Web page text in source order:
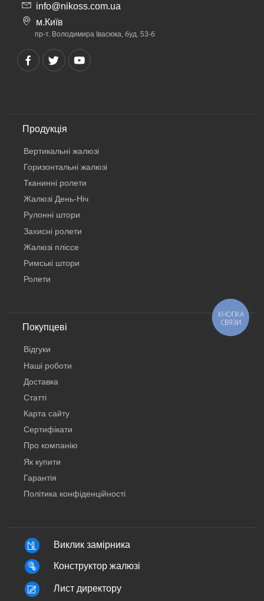
info@nikoss.com.ua
м.Київ
пр-т. Володимира Івасюка, буд. 53-б
Продукція
Вертикальнi жалюзi
Горизонтальні жалюзі
Тканинні ролети
Жалюзі День-Ніч
Рулонні штори
Захисні ролети
Жалюзі пліссе
Римські штори
Ролети
Покупцеві
Відгуки
Наші роботи
Доставка
Статті
Карта сайту
Сертифікати
Про компанію
Як купити
Гарантія
Політика конфіденційності
Виклик замірника
Конструктор жалюзі
Лист директору
КНОПКА
СВЯЗИ